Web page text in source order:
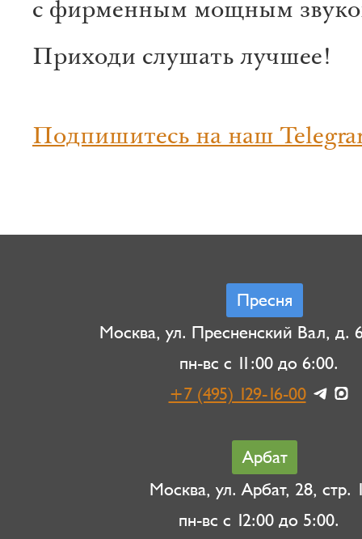
с фирменным мощным
Приходи слушать лучшее!
Подпишитесь на наш
Пресня
Москва, ул. Пресненский Вал, д.
пн-вс с 11:00 до 6:00.
+7 (495) 129-16-00
Арбат
Москва, ул. Арбат, 28, стр.
пн-вс с 12:00 до 5:00.